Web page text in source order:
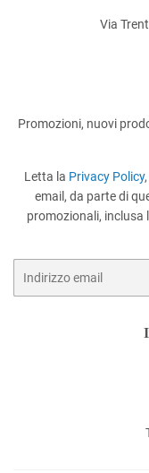
Via
Promozioni, nuovi
Letta la Privacy Policy
email, da parte di
promozionali, inclusa